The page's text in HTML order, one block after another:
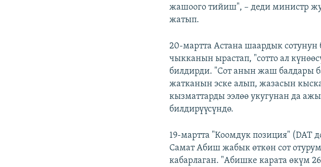
жашоого тийиш", – деди министр
жатып.
20-мартта Астана шаардык
чыкканын ырастап, "сотто ал
билдирди. "Сот анын жаш балдары
жатканын эске алып, жазасын
кызматтарды ээлөө укугунан да
билдирүүсүндө.
19-мартта "Коомдук позиция" (DAT
Самат Абиш жабык өткөн сот
кабарлаган. "Абишке карата өкүм